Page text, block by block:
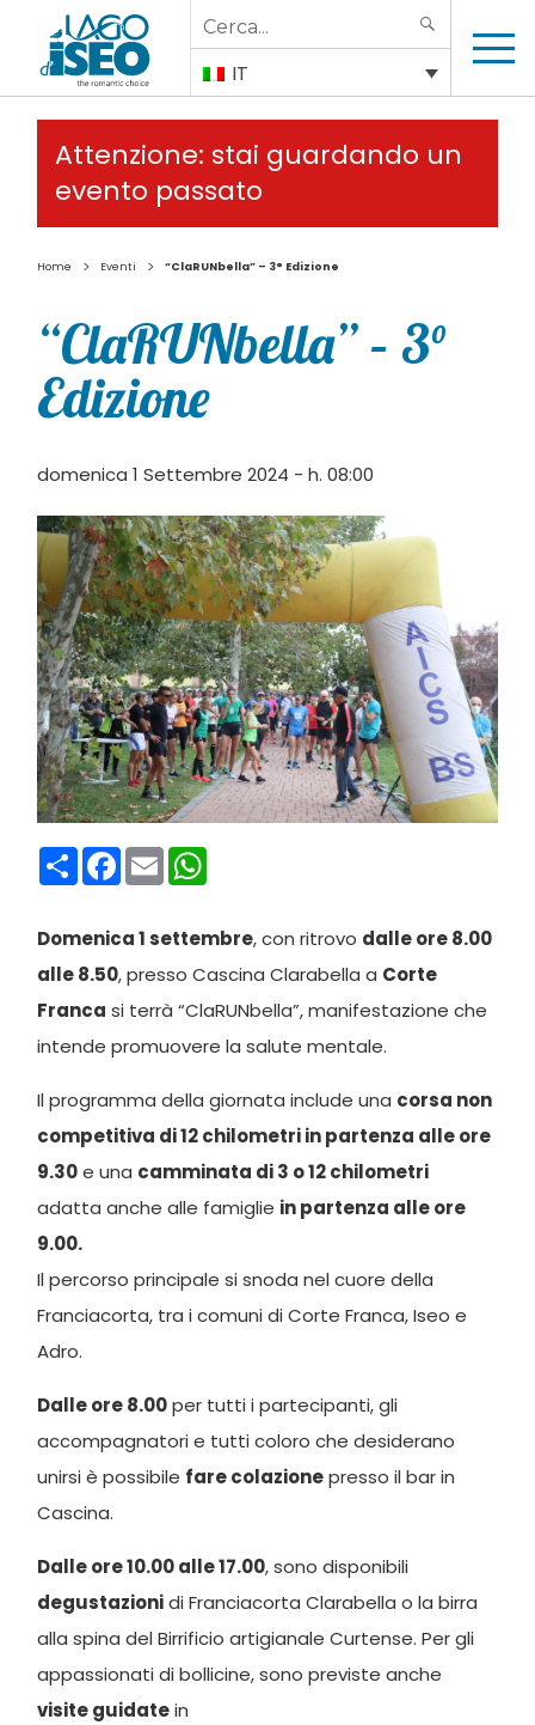
Search
for:
IT
Attenzione: stai guardando un
evento passato
Home > Eventi > “ClaRUNbella” – 3° Edizione
“ClaRUNbella” – 3°
Edizione
domenica 1 Settembre 2024 - h. 08:00
CondividiFacebook
Email
Domenica 1 settembre, con ritrovo dalle ore 8.00
alle 8.50, presso Cascina Clarabella a Corte
Franca si terrà “ClaRUNbella”, manifestazione che
intende promuovere la salute mentale.
Il programma della giornata include una corsa non
competitiva di 12 chilometri in partenza alle ore
9.30e una camminata di 3 o 12 chilometri
adatta anche alle famiglie in partenza alle ore
9.00.
Il percorso principale si snoda nel cuore della
Franciacorta, tra i comuni di Corte Franca, Iseo e
Adro.
Dalle ore 8.00per tutti i partecipanti, gli
accompagnatori e tutti coloro che desiderano
unirsi è possibile fare colazionepresso il bar in
Cascina.
Dalle ore 10.00 alle 17.00, sono disponibili
degustazionidi Franciacorta Clarabella o la birra
alla spina del Birrificio artigianale Curtense. Per gli
appassionati di bollicine, sono previste anche
visite guidatein